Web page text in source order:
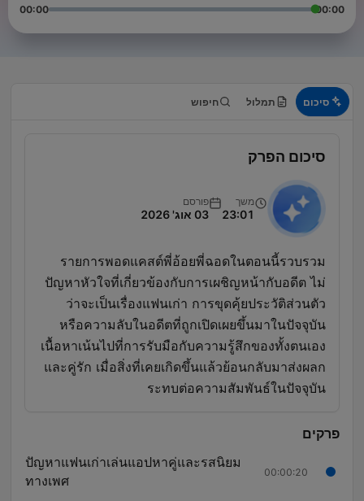
00:00
00:00
סיכום תמלול חיפוש
סיכום הפרק
משך
23:01
פורסם
03 אוג' 2026
รายการพอดแคสต์พี่อ้อยพี่ฉอดในตอนนี้รวบรวม
ปัญหาหัวใจที่เกี่ยวข้องกับการเผชิญหน้ากับอดีต ไม่
ว่าจะเป็นเรื่องแฟนเก่า การขุดคุ้ยประวัติส่วนตัว
หรือความลับในอดีตที่ถูกเปิดเผยขึ้นมาในปัจจุบัน
เนื้อหาเน้นไปที่การรับมือกับความรู้สึกของทั้งตนเอง
และคู่รัก เมื่อสิ่งที่เคยเกิดขึ้นแล้วย้อนกลับมาส่งผลก
ระทบต่อความสัมพันธ์ในปัจจุบัน
פרקים
00:00:20
ปัญหาแฟนเก่าเล่นแอปหาคู่และรสนิยม
ทางเพศ